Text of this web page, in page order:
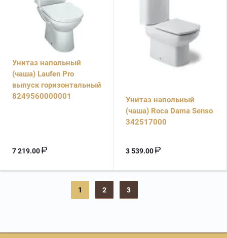
Унитаз напольный
(чаша) Laufen Pro
выпуск горизонтальный
8249560000001
7 219.00
Унитаз напольный
(чаша) Roca Dama Senso
342517000
3 539.00
1 2 3